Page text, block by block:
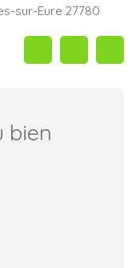
sur-Eure 27780
bien